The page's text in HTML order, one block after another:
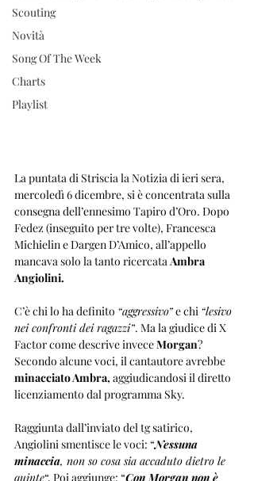
Scouting
Novità
Song Of The Week
Charts
Playlist
La puntata di Striscia la Notizia di ieri sera,
mercoledì 6 dicembre, si è concentrata sulla
consegna dell’ennesimo Tapiro d’Oro. Dopo
Fedez (inseguito per tre volte), Francesca
Michielin e Dargen D’Amico, all’appello
mancava solo la tanto ricercata Ambra
Angiolini.
C’è chi lo ha definito “aggressivo” e chi “lesivo
nei confronti dei ragazzi”. Ma la giudice di X
Factor come descrive invece Morgan?
Secondo alcune voci, il cantautore avrebbe
minacciato Ambra, aggiudicandosi il diretto
licenziamento dal programma Sky.
Raggiunta dall’inviato del tg satirico,
Angiolini smentisce le voci: “Nessuna
minaccia, non so cosa sia accaduto dietro le
quinte“. Poi aggiunge: “Con Morgan non è